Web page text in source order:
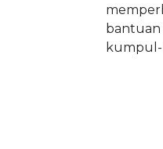
bantuan
kumpul-